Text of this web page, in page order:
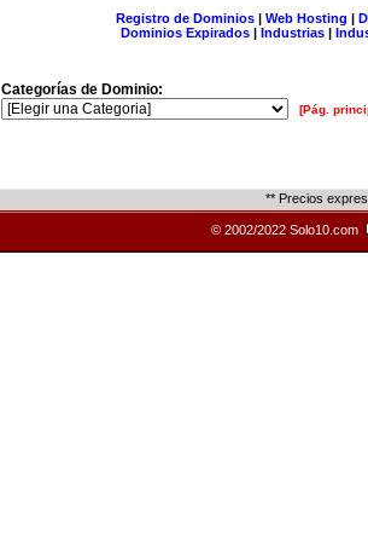
Registro de Dominios| Web Hosting |
Dominios Expirados | Industrias |
Categorías de Dominio:
[Pág.
** Precios
© 2002/2022 Solo10.com